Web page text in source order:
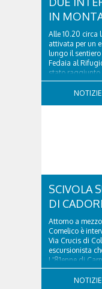
IN
Alle 10.20 circa
attivata per un
lungo il
Fedaia al
stato raggiunto
del Soccorso
NOTIZIE
SCIVOLA
DI
Attorno a
Comelico è
Via Crucis di
escursionista
L'81enne di
comitiva e
NOTIZIE